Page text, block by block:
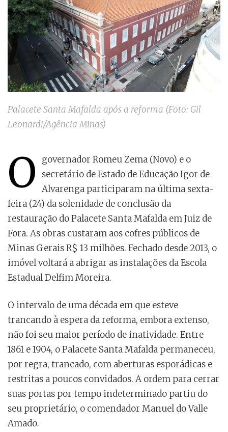
Palacete Santa Mafalda após a reforma (Foto: Gil
Leonardi/Agência Minas)
O
governador Romeu Zema (Novo) e o
secretário de Estado de Educação Igor de
Alvarenga participaram na última sexta-
feira (24) da solenidade de conclusão da
restauração do Palacete Santa Mafalda em Juiz de
Fora. As obras custaram aos cofres públicos de
Minas Gerais R$ 13 milhões. Fechado desde 2013, o
imóvel voltará a abrigar as instalações da Escola
Estadual Delfim Moreira.
O intervalo de uma década em que esteve
trancando à espera da reforma, embora extenso,
não foi seu maior período de inatividade. Entre
1861 e 1904, o Palacete Santa Mafalda permaneceu,
por regra, trancado, com aberturas esporádicas e
restritas a poucos convidados. A ordem para cerrar
suas portas por tempo indeterminado partiu do
seu proprietário, o comendador Manuel do Valle
Amado.